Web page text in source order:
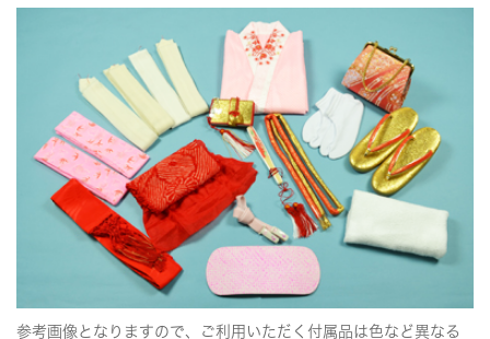
参考画像となりますので、ご利用いただく付属品は色など異なる